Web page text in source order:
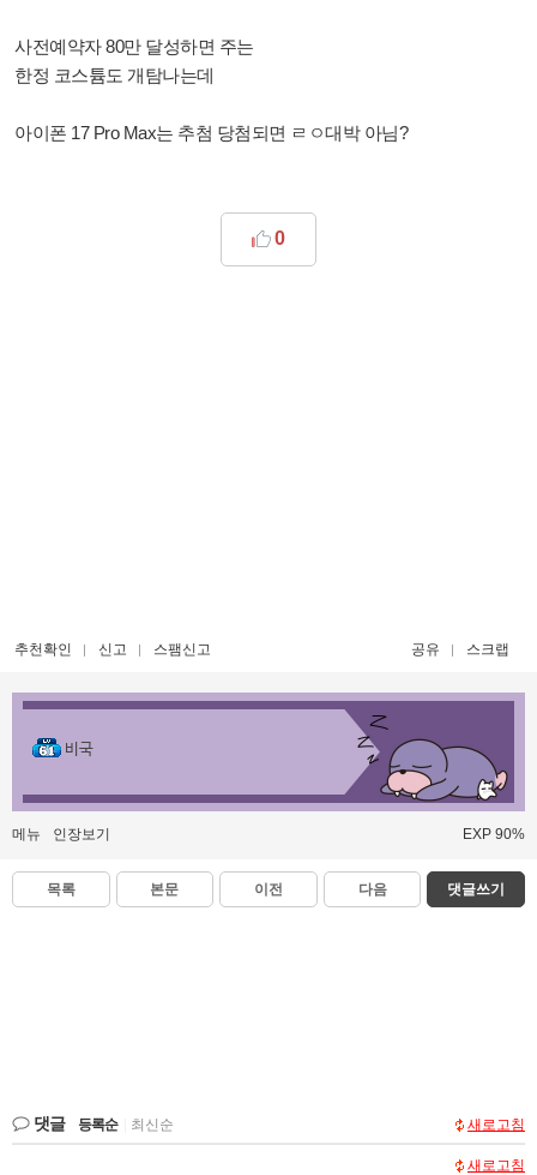
사전예약자 80만 달성하면 주는
한정 코스튬도 개탐나는데
아이폰 17 Pro Max는 추첨 당첨되면 ㄹㅇ대박 아님?
0
추천확인 신고 스팸신고 공유 스크랩
비국
메뉴 인장보기 EXP 90%
목록 본문 이전 다음 댓글쓰기
댓글 등록순 최신순 새로고침
새로고침